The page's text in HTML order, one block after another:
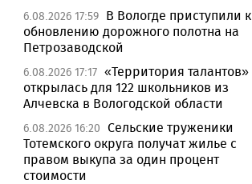
6.08.2026 17:59 В Вологде приступили к
обновлению дорожного полотна на
Петрозаводской
6.08.2026 17:17 «Территория талантов»
открылась для 122 школьников из
Алчевска в Вологодской области
6.08.2026 16:20 Сельские труженики
Тотемского округа получат жилье с
правом выкупа за один процент
стоимости